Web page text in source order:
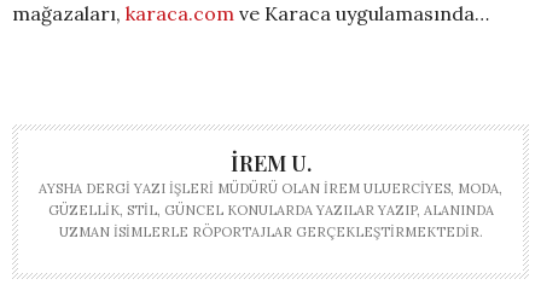
mağazaları, karaca.com ve Karaca uygulamasında…
İREM U.
AYSHA DERGI YAZI İŞLERI MÜDÜRÜ OLAN İREM ULUERCIYES, MODA,
GÜZELLIK, STIL, GÜNCEL KONULARDA YAZILAR YAZIP, ALANINDA
UZMAN ISIMLERLE RÖPORTAJLAR GERÇEKLEŞTIRMEKTEDIR.